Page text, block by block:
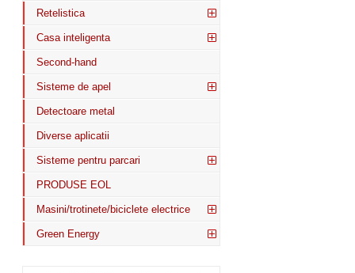
Retelistica
Casa inteligenta
Second-hand
Sisteme de apel
Detectoare metal
Diverse aplicatii
Sisteme pentru parcari
PRODUSE EOL
Masini/trotinete/biciclete electrice
Green Energy